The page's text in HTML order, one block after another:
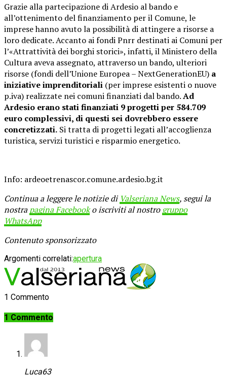
Grazie alla partecipazione di Ardesio al bando e
all’ottenimento del finanziamento per il Comune, le
imprese hanno avuto la possibilità di attingere a risorse a
loro dedicate. Accanto ai fondi Pnrr destinati ai Comuni per
l’«Attrattività dei borghi storici», infatti, il Ministero della
Cultura aveva assegnato, attraverso un bando, ulteriori
risorse (fondi dell’Unione Europea – NextGenerationEU) a
iniziative imprenditoriali (per imprese esistenti o nuove
p.iva) realizzate nei comuni finanziati dal bando.Ad
Ardesio erano stati finanziati 9 progetti per 584.709
euro complessivi, di questi sei dovrebbero essere
concretizzati. Si tratta di progetti legati all’accoglienza
turistica, servizi turistici e risparmio energetico.
Info: ardeoetrenascor.comune.ardesio.bg.it
Continua a leggere le notizie di Valseriana News, segui la
nostrapagina Facebooko iscriviti al nostrogruppo
WhatsApp
Contenuto sponsorizzato
Argomenti correlati:apertura
1 Commento
1 Commento
Luca63